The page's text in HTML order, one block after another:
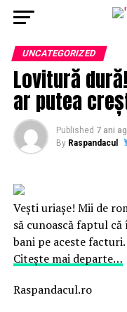
UNCATEGORIZED
Lovitură
ar putea
Published 7 ani
By Raspandacul
Vești uriașe! Mii de
să cunoască faptul
bani pe aceste facturi.
Citește mai departe…
Raspandacul.ro